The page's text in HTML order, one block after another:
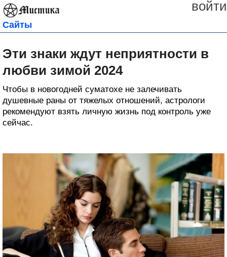
войти
Сайты
Эти знаки ждут неприятности в
любви зимой 2024
Чтобы в новогодней суматохе не залечивать
душевные раны от тяжелых отношений, астрологи
рекомендуют взять личную жизнь под контроль уже
сейчас.